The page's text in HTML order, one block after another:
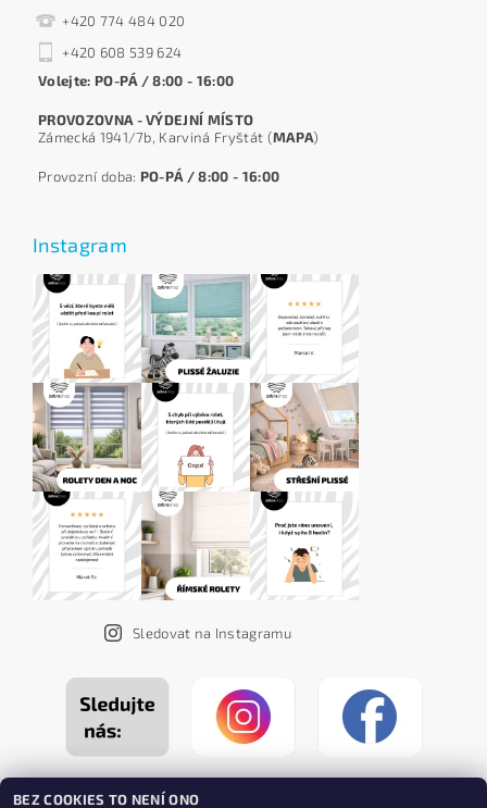
+420 774 484 020
+420 608 539 624
Volejte: PO-PÁ / 8:00 - 16:00
PROVOZOVNA - VÝDEJNÍ MÍSTO
Zámecká 1941/7b, Karviná Fryštát (MAPA)
Provozní doba: PO-PÁ / 8:00 - 16:00
Instagram
Sledovat na Instagramu
BEZ COOKIES TO NENÍ ONO